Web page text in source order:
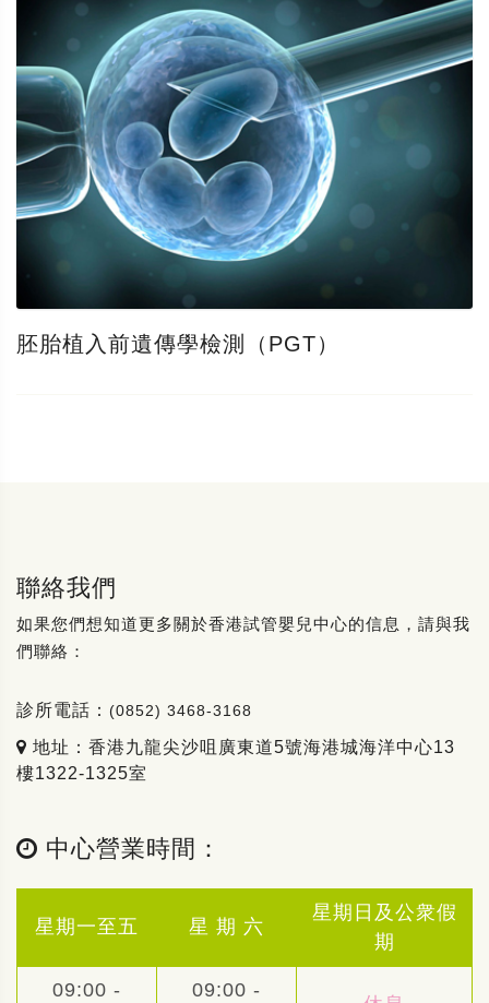
胚胎植入前遺傳學檢測（PGT）
聯絡我們
如果您們想知道更多關於香港試管嬰兒中心的信息，請與我
們聯絡：
診所電話： (0852) 3468-3168
地址：香港九龍尖沙咀廣東道5號海港城海洋中心13
樓1322-1325室
中心營業時間：
星期一至五 星 期 六
星期日及公衆假
期
09:00 - 09:00 -